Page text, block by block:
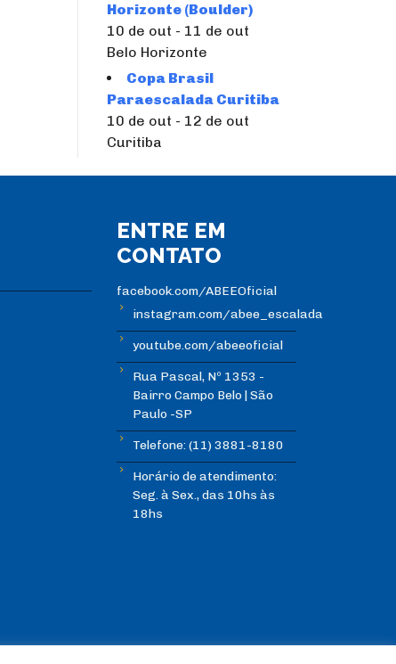
Horizonte (Boulder)
10 de out - 11 de out
Belo Horizonte
Copa Brasil
Paraescalada Curitiba
10 de out - 12 de out
Curitiba
ENTRE EM
CONTATO
facebook.com/ABEEOficial
instagram.com/abee_escalada
youtube.com/abeeoficial
Rua Pascal, Nº 1353 -
Bairro Campo Belo | São
Paulo -SP
Telefone: (11) 3881-8180
Horário de atendimento:
Seg. à Sex., das 10hs às
18hs